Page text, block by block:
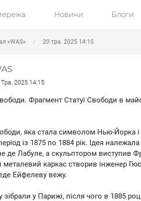
Новини Блоги
«WAS» 20 тра. 2025 14:15
2025 14:15
Фрагмент Статуї Свободи в
яка стала символом Нью-Йорка
із 1875 по 1884 рік. Ідея
де Лабуле, а скульптором виступив
металевий каркас створив інженер
Ейфелеву вежу.
зібрали у Парижі, після чого в 1885